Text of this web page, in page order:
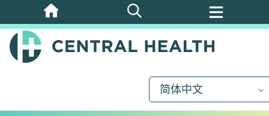
跳
至
主
简体中文